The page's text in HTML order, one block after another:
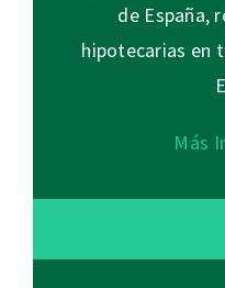
de España,
hipotecarias en
Más